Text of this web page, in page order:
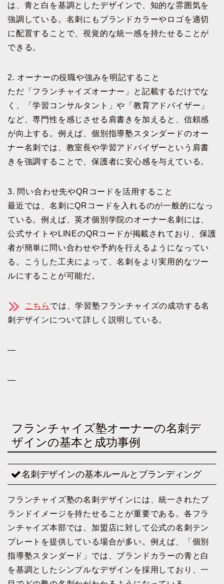
は、青と白を基調としたデザインで、知的な雰囲気を
強調している。名刺にもブランドカラーやロゴを適切
に配置することで、視覚的な統一感を持たせることが
できる。
2. オーナーの役職や強みを明記すること
ただ「フランチャイズオーナー」と記載するだけでな
く、「学習コンサルタント」や「教育アドバイザー」
など、専門性を感じさせる肩書きを加えると、信頼感
が向上する。例えば、個別指導塾スタンダードのオー
ナー名刺では、教室長や学習アドバイザーという肩書
きを強調することで、保護者に安心感を与えている。
3. 問い合わせ先やQRコードを活用すること
最近では、名刺にQRコードを入れるのが一般的になっ
ている。例えば、英才個別学院のオーナー名刺には、
公式サイトやLINEのQRコードが掲載されており、保護
者が簡単に問い合わせや予約を行えるようになってい
る。こうした工夫によって、名刺をより実用的なツー
ルにすることが可能だ。
こちら では、学習塾フランチャイズの成功する名
刺デザインについて詳しく説明している。
—
—
フランチャイズ塾オーナーの名刺デ
ザインの基本と成功事例
名刺デザインの基本ルールとブランディング
フランチャイズ塾の名刺デザインには、統一されたブ
ランドイメージを持たせることが重要である。各フラ
ンチャイズ本部では、加盟店に対して公式の名刺テン
プレートを提供している場合が多い。例えば、「個別
指導塾スタンダード」では、ブランドカラーの青と白
を基調としたシンプルなデザインを採用しており、一